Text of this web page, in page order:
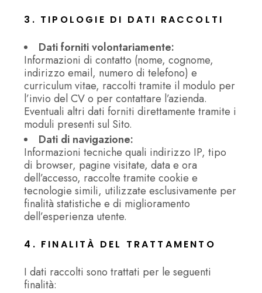
3. TIPOLOGIE DI DATI RACCOLTI
Dati forniti volontariamente:
Informazioni di contatto (nome, cognome,
indirizzo email, numero di telefono) e
curriculum vitae, raccolti tramite il modulo per
l’invio del CV o per contattare l’azienda.
Eventuali altri dati forniti direttamente tramite i
moduli presenti sul Sito.
Dati di navigazione:
Informazioni tecniche quali indirizzo IP, tipo
di browser, pagine visitate, data e ora
dell’accesso, raccolte tramite cookie e
tecnologie simili, utilizzate esclusivamente per
finalità statistiche e di miglioramento
dell’esperienza utente.
4. FINALITÀ DEL TRATTAMENTO
I dati raccolti sono trattati per le seguenti
finalità: